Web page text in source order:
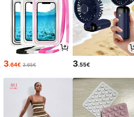
3.64€ 3.65€ 3.55€